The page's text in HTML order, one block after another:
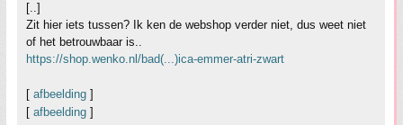
[..]
Zit hier iets tussen? Ik ken de webshop verder niet, dus weet niet
of het betrouwbaar is..
https://shop.wenko.nl/bad(...)ica-emmer-atri-zwart
[ afbeelding ]
[ afbeelding ]